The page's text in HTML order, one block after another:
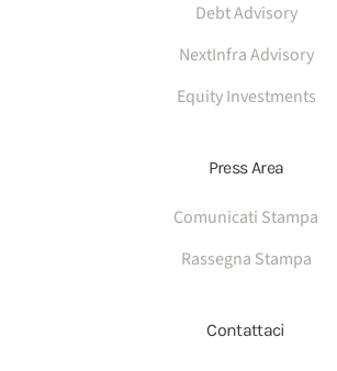
Debt Advisory
NextInfra Advisory
Equity Investments
Press Area
Comunicati Stampa
Rassegna Stampa
Contattaci